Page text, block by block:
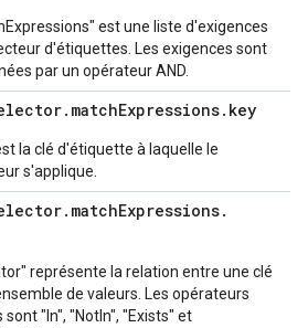
est une liste d'exigences
d'étiquettes. Les exigences sont
par un opérateur AND.
. matchExpressions. key
la clé d'étiquette à laquelle le
s'applique.
. matchExpressions.
représente la relation entre une clé
de valeurs. Les opérateurs
sont "In", "NotIn", "Exists" et